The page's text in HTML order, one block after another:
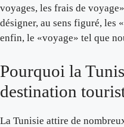
voyages, les frais de
désigner, au sens figuré, les
enfin, le «voyage» tel que
Pourquoi la
destination
La Tunisie attire de